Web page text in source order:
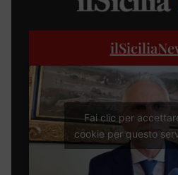
Fai clic per
cookie per questo